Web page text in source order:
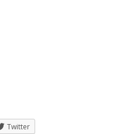
Twitter